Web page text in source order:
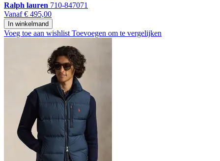
Ralph lauren 710-847071
Vanaf € 495,00
In winkelmand
Voeg toe aan wishlist Toevoegen om te vergelijken